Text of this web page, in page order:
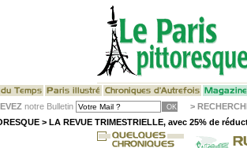
notre Bulletin >
> LA REVUE TRIMESTRIELLE, avec 25% de